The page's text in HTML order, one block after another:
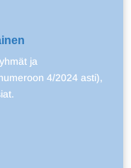
ja
4/2024 asti),